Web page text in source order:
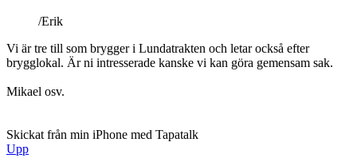
/Erik
Vi är tre till som brygger i Lundatrakten och letar också efter
brygglokal. Är ni intresserade kanske vi kan göra gemensam sak.
Mikael osv.
Skickat från min iPhone med Tapatalk
Upp